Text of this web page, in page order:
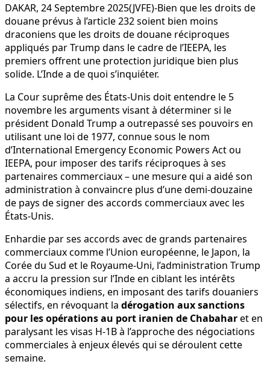
DAKAR, 24 Septembre 2025(JVFE)-Bien que les droits de
douane prévus à l’article 232 soient bien moins
draconiens que les droits de douane réciproques
appliqués par Trump dans le cadre de l’IEEPA, les
premiers offrent une protection juridique bien plus
solide. L’Inde a de quoi s’inquiéter.
La Cour suprême des États-Unis doit entendre le 5
novembre les arguments visant à déterminer si le
président Donald Trump a outrepassé ses pouvoirs en
utilisant une loi de 1977, connue sous le nom
d’International Emergency Economic Powers Act ou
IEEPA, pour imposer des tarifs réciproques à ses
partenaires commerciaux – une mesure qui a aidé son
administration à convaincre plus d’une demi-douzaine
de pays de signer des accords commerciaux avec les
États-Unis.
Enhardie par ses accords avec de grands partenaires
commerciaux comme l’Union européenne, le Japon, la
Corée du Sud et le Royaume-Uni, l’administration Trump
a accru la pression sur l’Inde en ciblant les intérêts
économiques indiens, en imposant des tarifs douaniers
sélectifs, en révoquant la dérogation aux sanctions
pour les opérations au port iranien de Chabaharet en
paralysant les visas H-1B à l’approche des négociations
commerciales à enjeux élevés qui se déroulent cette
semaine.